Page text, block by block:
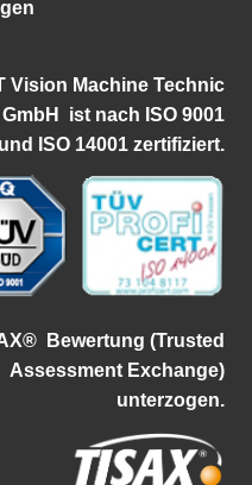
Vision Machine Technic
istnach ISO 9001
und ISO 14001 zertifiziert.
Bewertung (Trusted
Assessment Exchange)
unterzogen.